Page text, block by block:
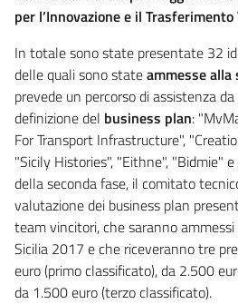
per l’Innovazione e il Trasferimento
In totale sono state presentate 32
delle quali sono stateammesse alla
prevede un percorso di assistenza
definizione del business plan:
For Transport Infrastructure",
"Sicily Histories", "Eithne", "Bidmie"
della seconda fase, il comitato
valutazione dei business plan
team vincitori, che saranno
Sicilia 2017 e che riceveranno tre
euro (primo classificato), da 2.500
da 1.500 euro (terzo classificato).